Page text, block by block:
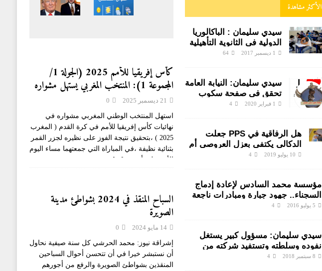
الأكثر مشاهدة
سيدي سليمان : الباكالوريا
الدولية في الثانوية التأهيلية
زينب النفزاوية فوق صفيح
1 ديسمبر 2017 64
سيدي سليمان: النيابة العامة
تحقق في صفحة سكوب
سيدي سليمان والمتضررون
1 فبراير 2020 4
هل الرفاقية في PPS جعلت
الدكالي يكتفي بعزل العروصي أم
هناك متابعات قانونية على خلفية
10 يوليو 2019 4
مؤسسة محمد السادس لإعادة إدماج
السجناء.. جهود جبارة ومبادرات ناجعة
لأنسنة الوسط السجني
5 يوليو 2016 4
سيدي سليمان: مسؤول كبير يستغل
نفوده وسلطته وتستفيد شركته من
مشاريع القطاع
8 سبتمبر 2018 4
كأس إفريقيا للأمم 2025 (الجولة 1/
المجموعة 1): المنتخب المغربي يستهل مشواره
بفوز على نظيره لجزر القمر (2-0)
21 ديسمبر 2025 0
استهل المنتخب الوطني المغربي مشواره في
نهائيات كأس إفريقيا للأمم في كرة القدم ( المغرب
2025 ) ،بتحقيق نتيجة الفوز على نظيره لجزر القمر
بثنائية نظيفة ،في المباراة التي جمعتهما مساء اليوم
الأحد على أرضية [...]
السباح المنقذ في 2024 بشواطئ مدينة
الصويرة
14 مايو 2024 0
إشراقة نيوز: محمد الحرشي كل سنة صيفية نحاول
أن نستبشر خيرا في أن تتحسن أحوال السباحين
المنقذين بشواطئ الصويرة والرفع من أجورهم